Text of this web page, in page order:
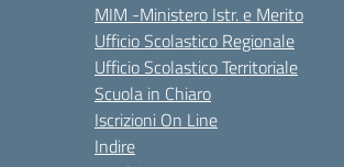
MIM -Ministero Istr. e Merito
Ufficio Scolastico Regionale
Ufficio Scolastico Territoriale
Scuola in Chiaro
Iscrizioni On Line
Indire